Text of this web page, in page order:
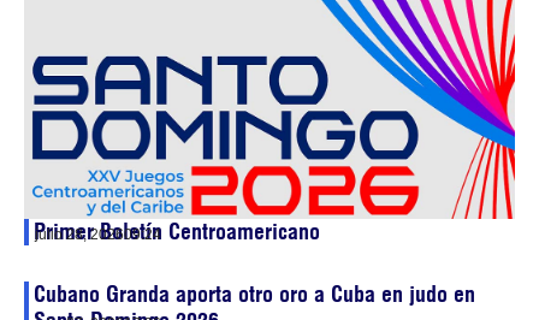
Primer Boletín Centroamericano
julio 28, 202609:24
Cubano Granda aporta otro oro a Cuba en judo en